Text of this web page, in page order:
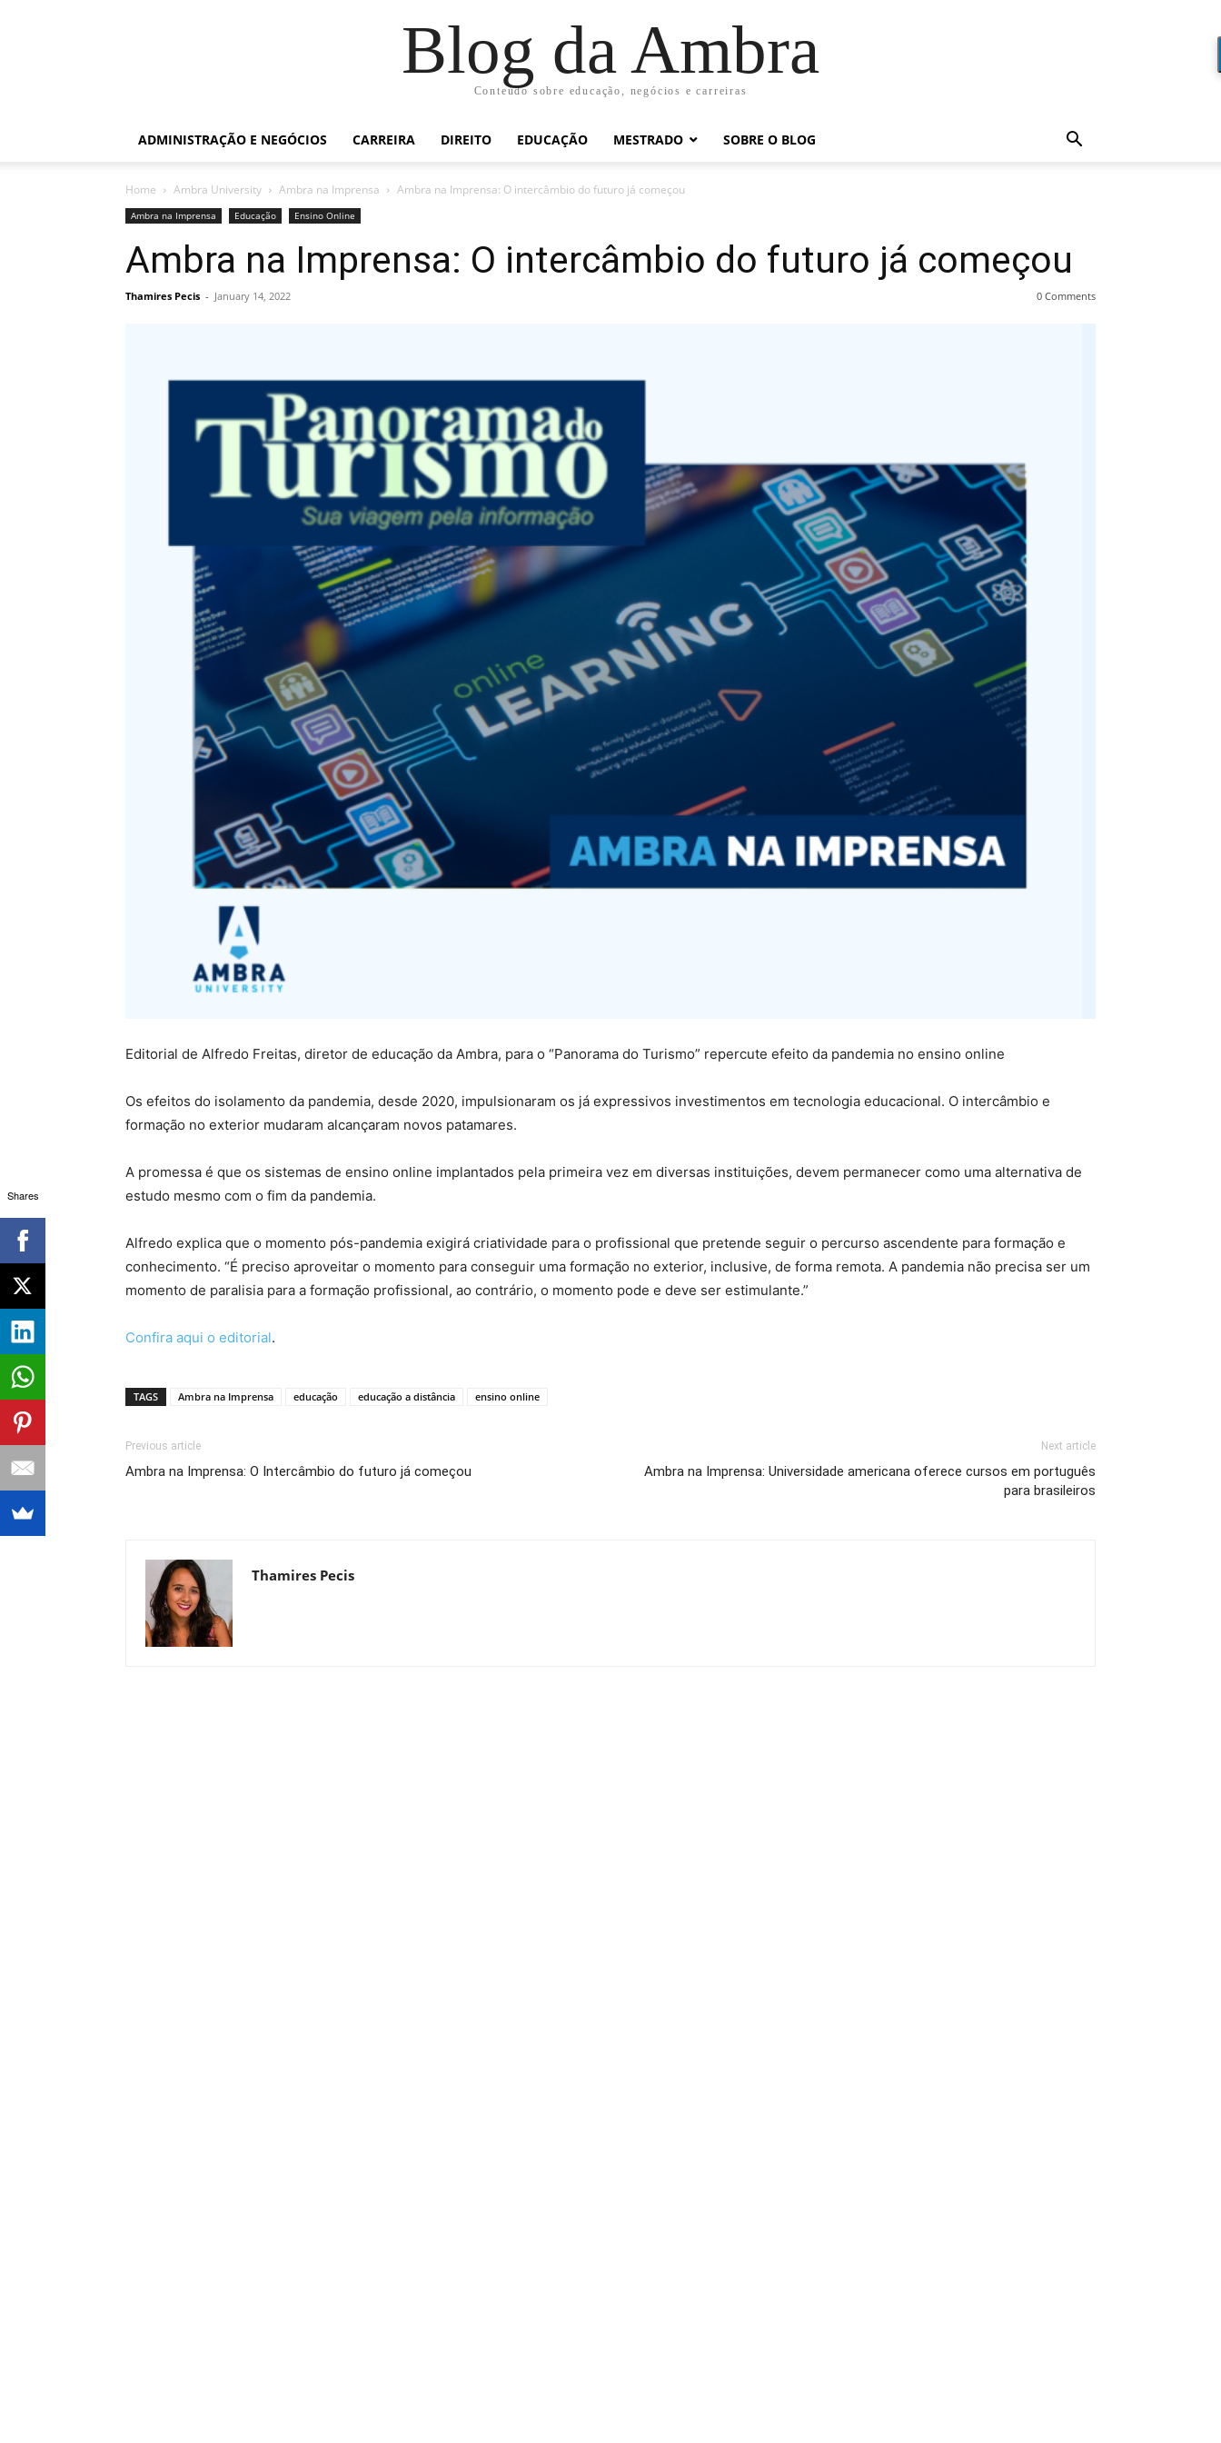
Blog da Ambra
Conteúdo sobre educação, negócios e carreiras
ADMINISTRAÇÃO E NEGÓCIOS CARREIRA DIREITO EDUCAÇÃO MESTRADO SOBRE O BLOG
Home Ambra University Ambra na Imprensa Ambra na Imprensa: O intercâmbio do futuro já começou
Ambra na Imprensa Educação Ensino Online
Ambra na Imprensa: O intercâmbio do futuro já começou
Thamires Pecis - January 14, 2022 0 Comments
Editorial de Alfredo Freitas, diretor de educação da Ambra, para o “Panorama do Turismo” repercute efeito da pandemia no ensino online
Os efeitos do isolamento da pandemia, desde 2020, impulsionaram os já expressivos investimentos em tecnologia educacional. O intercâmbio e
formação no exterior mudaram alcançaram novos patamares.
A promessa é que os sistemas de ensino online implantados pela primeira vez em diversas instituições, devem permanecer como uma alternativa de
estudo mesmo com o fim da pandemia.
Alfredo explica que o momento pós-pandemia exigirá criatividade para o profissional que pretende seguir o percurso ascendente para formação e
conhecimento. “É preciso aproveitar o momento para conseguir uma formação no exterior, inclusive, de forma remota. A pandemia não precisa ser um
momento de paralisia para a formação profissional, ao contrário, o momento pode e deve ser estimulante.”
Confira aqui o editorial.
TAGS Ambra na Imprensa educação educação a distância ensino online
Previous article
Ambra na Imprensa: O Intercâmbio do futuro já começou
Next article
Ambra na Imprensa: Universidade americana oferece cursos em português
para brasileiros
Thamires Pecis
Shares